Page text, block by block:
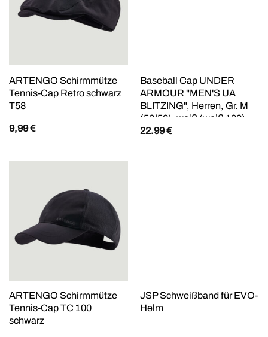
ARTENGO Schirmmütze
Tennis-Cap Retro schwarz
T58
9,99€
Baseball Cap UNDER
ARMOUR "MEN'S UA
BLITZING", Herren, Gr. M
(56/58), weiß (weiß 100),
Kunstfaser, Caps, mit
22.99€
ARTENGO Schirmmütze
Tennis-Cap TC 100
schwarz
JSP Schweißband für EVO-
Helm